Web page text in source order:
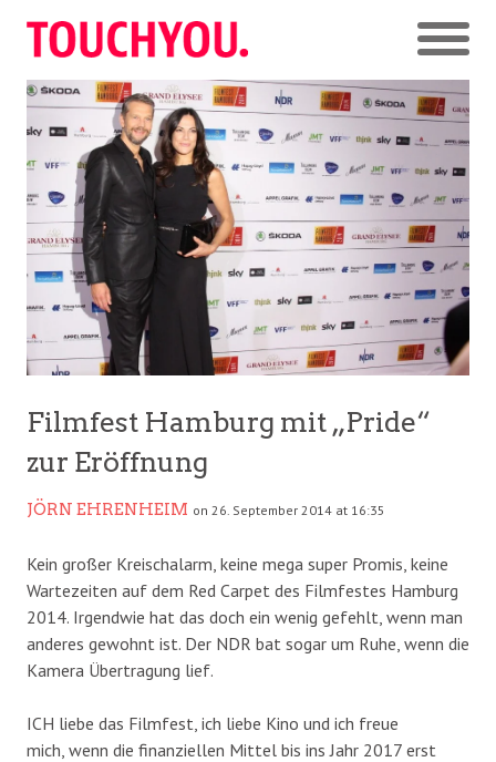
Filmfest Hamburg mit „Pride“
zur Eröffnung
JÖRN EHRENHEIM on 26. September 2014 at 16:35
Kein großer Kreischalarm, keine mega super Promis, keine
Wartezeiten auf dem Red Carpet des Filmfestes Hamburg
2014. Irgendwie hat das doch ein wenig gefehlt, wenn man
anderes gewohnt ist. Der NDR bat sogar um Ruhe, wenn die
Kamera Übertragung lief.
ICH liebe das Filmfest, ich liebe Kino und ich freue
mich, wenn die finanziellen Mittel bis ins Jahr 2017 erst